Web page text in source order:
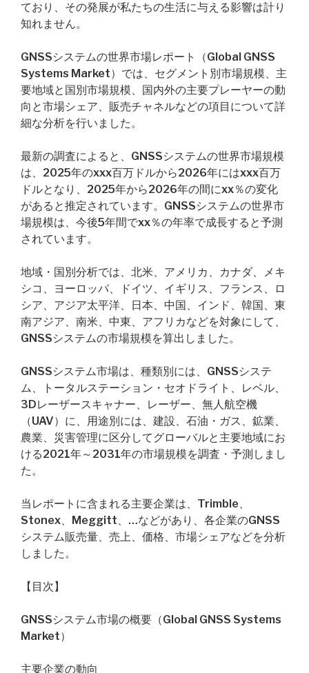
ており、その発展が私たちの生活に与える影響は計り
知れません。
GNSSシステムの世界市場レポート（Global GNSS
Systems Market）では、セグメント別市場規模、主
要地域と国別市場規模、国内外の主要プレーヤーの動
向と市場シェア、販売チャネルなどの項目について詳
細な分析を行いました。
最新の調査によると、GNSSシステムの世界市場規模
は、2025年のxxx百万ドルから2026年にはxxx百万
ドルとなり、2025年から2026年の間にxx％の変化
があると推定されています。GNSSシステムの世界市
場規模は、今後5年間でxx％の年率で成長すると予測
されています。
地域・国別分析では、北米、アメリカ、カナダ、メキ
シコ、ヨーロッパ、ドイツ、イギリス、フランス、ロ
シア、アジア太平洋、日本、中国、インド、韓国、東
南アジア、南米、中東、アフリカなどを対象にして、
GNSSシステムの市場規模を算出しました。
GNSSシステム市場は、種類別には、GNSSシステ
ム、トータルステーション・セオドライト、レベル、
3Dレーザースキャナー、レーザー、無人航空機
（UAV）に、用途別には、建設、石油・ガス、鉱業、
農業、災害管理に区分してグローバルと主要地域にお
ける2021年～2031年の市場規模を調査・予測しまし
た。
当レポートに含まれる主要企業は、Trimble、
Stonex、Meggitt、…などがあり、各企業のGNSS
システム販売量、売上、価格、市場シェアなどを分析
しました。
【目次】
GNSSシステム市場の概要（Global GNSS Systems
Market）
主要企業の動向